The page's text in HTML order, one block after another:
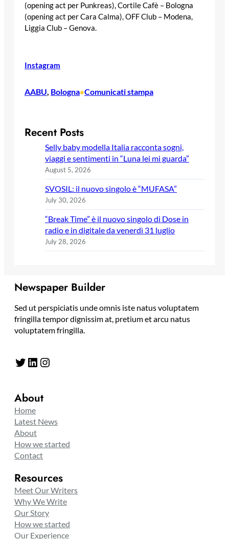
(opening act per Punkreas), Cortile Cafè – Bologna
(opening act per Cara Calma), OFF Club – Modena,
Liggia Club – Genova.
Instagram
AABU, Bologna•Comunicati stampa
Recent Posts
Selly baby modella Italia racconta sogni,
viaggi e sentimenti in “Luna lei mi guarda”
August 5, 2026
SVOSIL: il nuovo singolo è “MUFASA”
July 30, 2026
“Break Time” è il nuovo singolo di Dose in
radio e in digitale da venerdì 31 luglio
July 28, 2026
Newspaper Builder
Sed ut perspiciatis unde omnis iste natus voluptatem
fringilla tempor dignissim at, pretium et arcu natus
voluptatem fringilla.
Twitter LinkedIn Instagram
About
Home
Latest News
About
How we started
Contact
Resources
Meet Our Writers
Why We Write
Our Story
How we started
Our Experience